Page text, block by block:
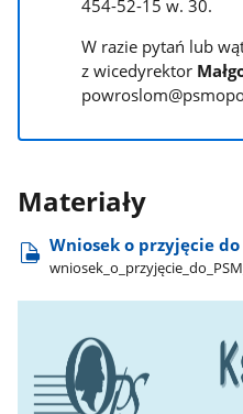
454-52-15 w. 30.
W razie pytań lub
z wicedyrektor
Materiały
Wniosek o przyjęcie do